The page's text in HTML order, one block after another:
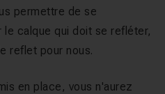
permettre de se
calque qui doit se refléter,
reflet pour nous.
en place, vous n'aurez